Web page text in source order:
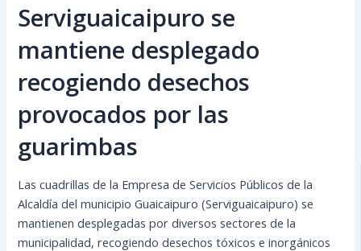
Serviguaicaipuro se
mantiene desplegado
recogiendo desechos
provocados por las
guarimbas
Las cuadrillas de la Empresa de Servicios Públicos de la
Alcaldía del municipio Guaicaipuro (Serviguaicaipuro) se
mantienen desplegadas por diversos sectores de la
municipalidad, recogiendo desechos tóxicos e inorgánicos